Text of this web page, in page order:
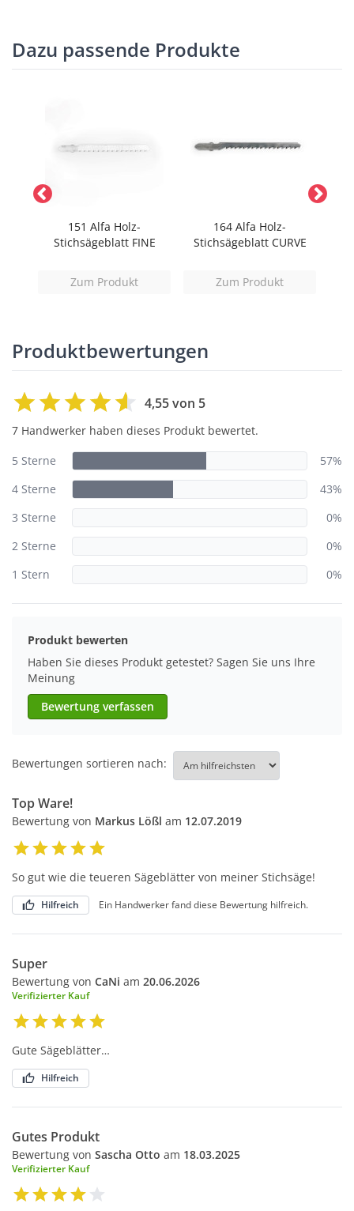
Dazu passende Produkte
151 Alfa Holz-
Stichsägeblatt FINE
Zum Produkt
164 Alfa Holz-
Stichsägeblatt CURVE
Zum Produkt
Produktbewertungen
4,55 von 5
7 Handwerker haben dieses Produkt bewertet.
5 Sterne
57%
4 Sterne
43%
3 Sterne
0%
2 Sterne
0%
1 Stern
0%
Produkt bewerten
Haben Sie dieses Produkt getestet? Sagen Sie uns Ihre
Meinung
Bewertung verfassen
Bewertungen sortieren nach:
Top Ware!
Bewertung von Markus Lößl am 12.07.2019
So gut wie die teueren Sägeblätter von meiner Stichsäge!
Hilfreich Ein Handwerker fand diese Bewertung hilfreich.
Super
Bewertung von CaNi am 20.06.2026
Verifizierter Kauf
Gute Sägeblätter…
Hilfreich
Gutes Produkt
Bewertung von Sascha Otto am 18.03.2025
Verifizierter Kauf